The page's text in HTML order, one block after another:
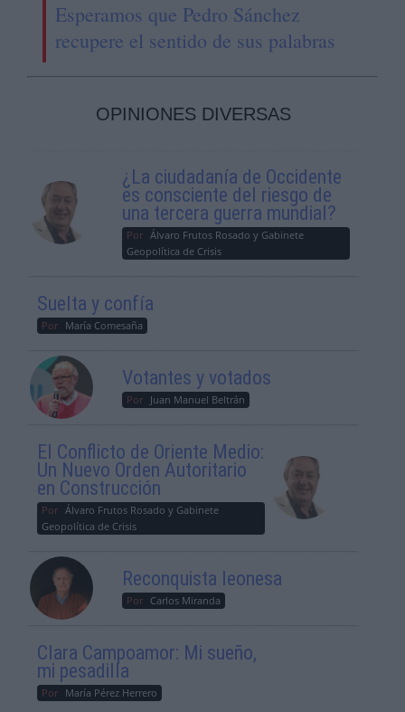
Esperamos que Pedro Sánchez
recupere el sentido de sus palabras
OPINIONES DIVERSAS
¿La ciudadanía de Occidente
es consciente del riesgo de
una tercera guerra mundial?
Por Álvaro Frutos Rosado y Gabinete
Geopolítica de Crisis
Suelta y confía
Por María Comesaña
Votantes y votados
Por Juan Manuel Beltrán
El Conflicto de Oriente Medio:
Un Nuevo Orden Autoritario
en Construcción
Por Álvaro Frutos Rosado y Gabinete
Geopolítica de Crisis
Reconquista leonesa
Por Carlos Miranda
Clara Campoamor: Mi sueño,
mi pesadilla
Por María Pérez Herrero